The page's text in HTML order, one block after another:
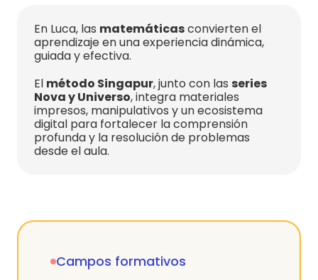
En Luca, las matemáticasconvierten el
aprendizaje en una experiencia dinámica,
guiada y efectiva.
El método Singapur, junto con las series
Nova y Universo, integra materiales
impresos, manipulativos y un ecosistema
digital para fortalecer la comprensión
profunda y la resolución de problemas
desde el aula.
Campos formativos